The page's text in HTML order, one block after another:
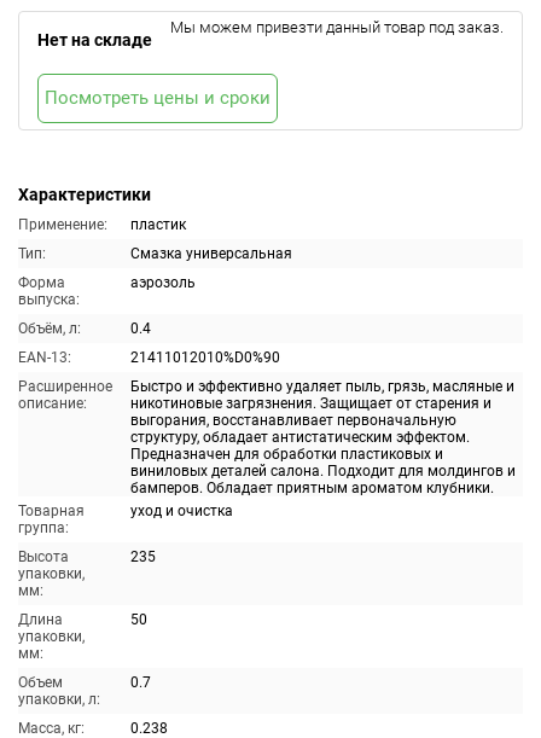
Характеристики
Применение:
пластик
Тип:
Смазка универсальная
Форма
выпуска:
аэрозоль
Объём, л:
0.4
EAN-13:
21411012010%D0%90
Расширенное
описание:
Быстро и эффективно удаляет пыль, грязь, масляные и
никотиновые загрязнения. Защищает от старения и
выгорания, восстанавливает первоначальную
структуру, обладает антистатическим эффектом.
Предназначен для обработки пластиковых и
виниловых деталей салона. Подходит для молдингов и
бамперов. Обладает приятным ароматом клубники.
Товарная
группа:
уход и очистка
Высота
упаковки,
мм:
235
Длина
упаковки,
мм:
50
Объем
упаковки, л:
0.7
Масса, кг:
0.238
Нет на складе
Мы можем привезти данный товар под заказ.
Посмотреть цены и сроки